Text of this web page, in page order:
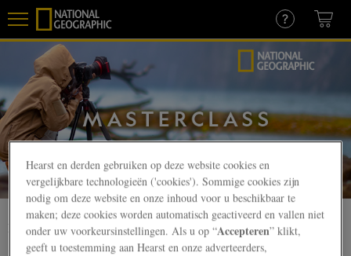
Overslaan
en
naar
inhoud
gaan
Klachtenregeling
Hearst en derden gebruiken op deze website cookies en
vergelijkbare technologieën ('cookies'). Sommige cookies zijn
nodig om deze website en onze inhoud voor u beschikbaar te
maken; deze cookies worden automatisch geactiveerd en vallen niet
onder uw voorkeursinstellingen. Als u op “Accepteren” klikt,
geeft u toestemming aan Hearst en onze adverteerders,